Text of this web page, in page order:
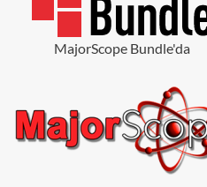
MajorScope Bundle'da